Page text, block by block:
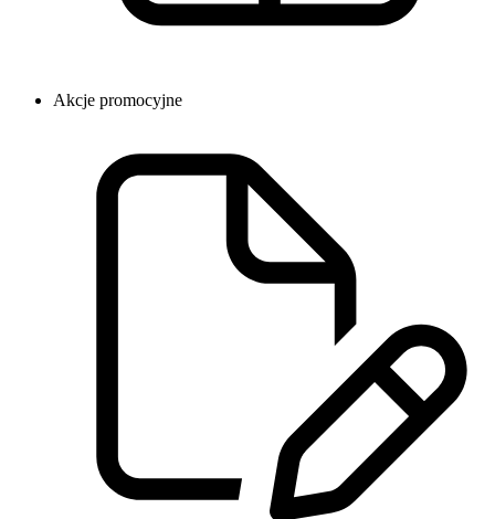
Akcje promocyjne